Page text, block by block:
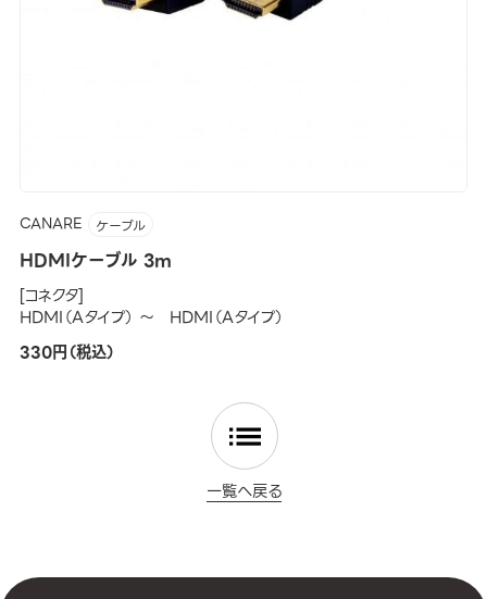
CANARE ケーブル
HDMIケーブル 3m
[コネクタ]
HDMI（Aタイプ） ～ HDMI（Aタイプ）
330円（税込）
一覧へ戻る